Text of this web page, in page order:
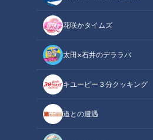
花咲かタイムズ
太田×石井のデララバ
キユーピー３分クッキング
道との遭遇
花咲かタイムズ
週末ジャーニー 推しタビ